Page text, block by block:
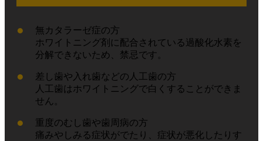
無カタラーゼ症の方
ホワイトニング剤に配合されている過酸化水素を
分解できないため、禁忌です。
差し歯や入れ歯などの人工歯の方
人工歯はホワイトニングで白くすることができま
せん。
重度のむし歯や歯周病の方
痛みやしみる症状がでたり、症状が悪化したりす